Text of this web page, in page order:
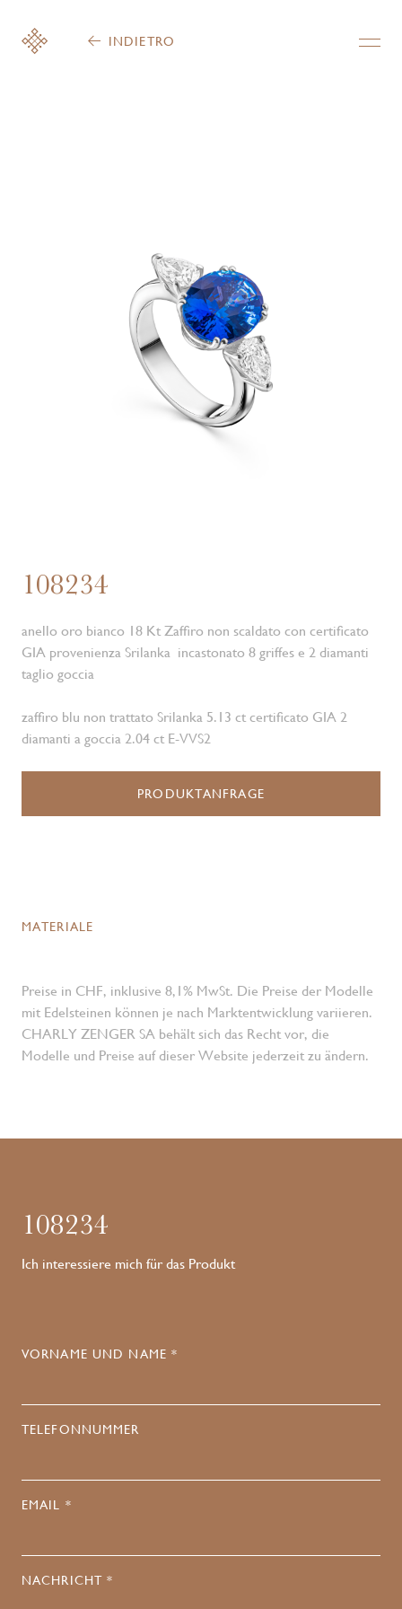
INDIETRO
108234
anello oro bianco 18 Kt Zaffiro non scaldato con certificato
GIA provenienza Srilanka incastonato 8 griffes e 2 diamanti
taglio goccia
zaffiro blu non trattato Srilanka 5.13 ct certificato GIA 2
diamanti a goccia 2.04 ct E-VVS2
PRODUKTANFRAGE
MATERIALE
Preise in CHF, inklusive 8,1% MwSt. Die Preise der Modelle
mit Edelsteinen können je nach Marktentwicklung variieren.
CHARLY ZENGER SA behält sich das Recht vor, die
Modelle und Preise auf dieser Website jederzeit zu ändern.
108234
Ich interessiere mich für das Produkt
VORNAME UND NAME *
TELEFONNUMMER
EMAIL *
NACHRICHT *